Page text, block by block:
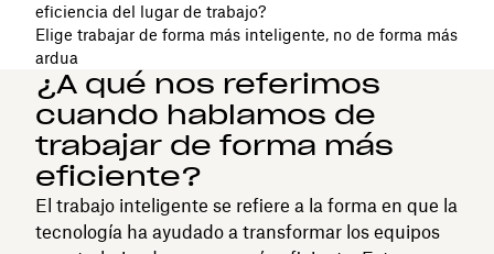
eficiencia del lugar de trabajo?
Elige trabajar de forma más inteligente, no de forma más
ardua
¿A qué nos referimos
cuando hablamos de
trabajar de forma más
eficiente?
El trabajo inteligente se refiere a la forma en que la
tecnología ha ayudado a transformar los equipos